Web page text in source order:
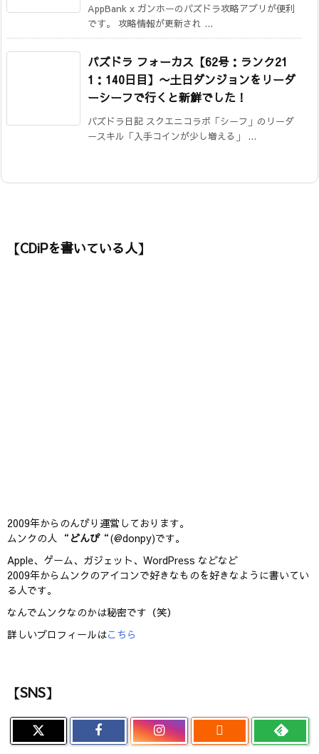
AppBank x ガンホーのパズドラ攻略アプリが便利
です。 攻略情報が更新され ...
パズドラ フォーカス【62号：ランク21
1：140日目】 〜土日ダンジョンをリーダ
ーシーフで行くと新鮮でした！
パズドラ日記 スクエニコラボ「シーフ」のリーダ
ースキル「入手コインが少し増える」 ...
【CDiPを書いている人】
2009年からのんびり運営しております。
ムンクの人 “ どんぴ“(@donpy)です。
Apple、ゲーム、ガジェット、WordPress などなど
2009年からムンクのアイコンで好きなものを好きなように書いてい
る人です。
なんでムンクなのかは秘密です（笑）
詳しいプロフィールはこちら
【SNS】
